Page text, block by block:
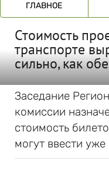
ГЛАВНОЕ
Стоимость
транспорте
сильно, как
Заседание
комиссии
стоимость
могут ввести